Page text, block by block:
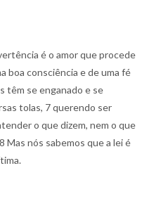
é o amor que procede
boa consciência e de uma fé
têm se enganado e se
tolas, 7 querendo ser
o que dizem, nem o que
8 Mas nós sabemos que a lei é